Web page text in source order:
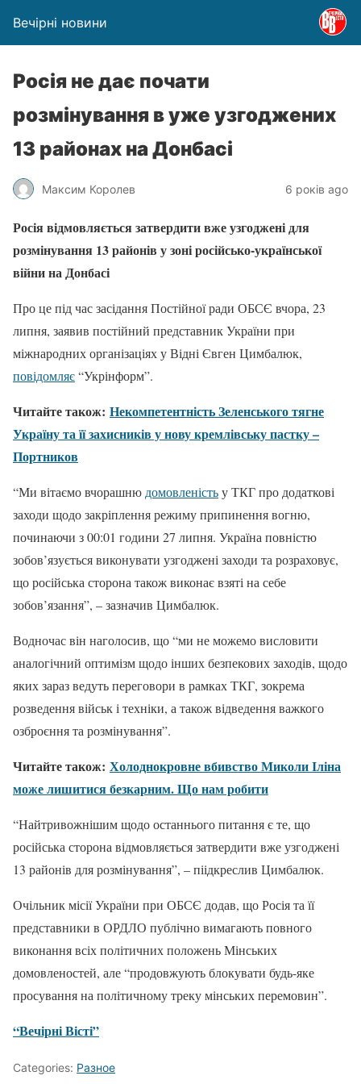
Вечірні новини
Росія не дає почати
розмінування в уже узгоджених
13 районах на Донбасі
Максим Королев 6 років ago
Росія відмовляється затвердити вже узгоджені для
розмінування 13 районів у зоні російсько-української
війни на Донбасі
Про це під час засідання Постійної ради ОБСЄ вчора, 23
липня, заявив постійний представник України при
міжнародних організаціях у Відні Євген Цимбалюк,
повідомляє“Укрінформ”.
Читайте також: Некомпетентність Зеленського тягне
Україну та її захисників у нову кремлівську пастку –
Портников
“Ми вітаємо вчорашню домовленістьу ТКГ про додаткові
заходи щодо закріплення режиму припинення вогню,
починаючи з 00:01 години 27 липня. Україна повністю
зобов’язується виконувати узгоджені заходи та розраховує,
що російська сторона також виконає взяті на себе
зобов’язання”, – зазначив Цимбалюк.
Водночас він наголосив, що “ми не можемо висловити
аналогічний оптимізм щодо інших безпекових заходів, щодо
яких зараз ведуть переговори в рамках ТКГ, зокрема
розведення військ і техніки, а також відведення важкого
озброєння та розмінування”.
Читайте також: Холоднокровне вбивство Миколи Іліна
може лишитися безкарним. Що нам робити
“Найтривожнішим щодо останнього питання є те, що
російська сторона відмовляється затвердити вже узгоджені
13 районів для розмінування”, – піідкреслив Цимбалюк.
Очільник місії України при ОБСЄ додав, що Росія та її
представники в ОРДЛО публічно вимагають повного
виконання всіх політичних положень Мінських
домовленостей, але “продовжують блокувати будь-яке
просування на політичному треку мінських перемовин”.
“Вечірні Вісті”
Categories: Разное